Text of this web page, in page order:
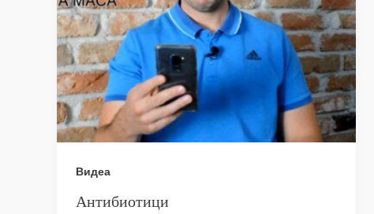
Видеа
Антибиотици